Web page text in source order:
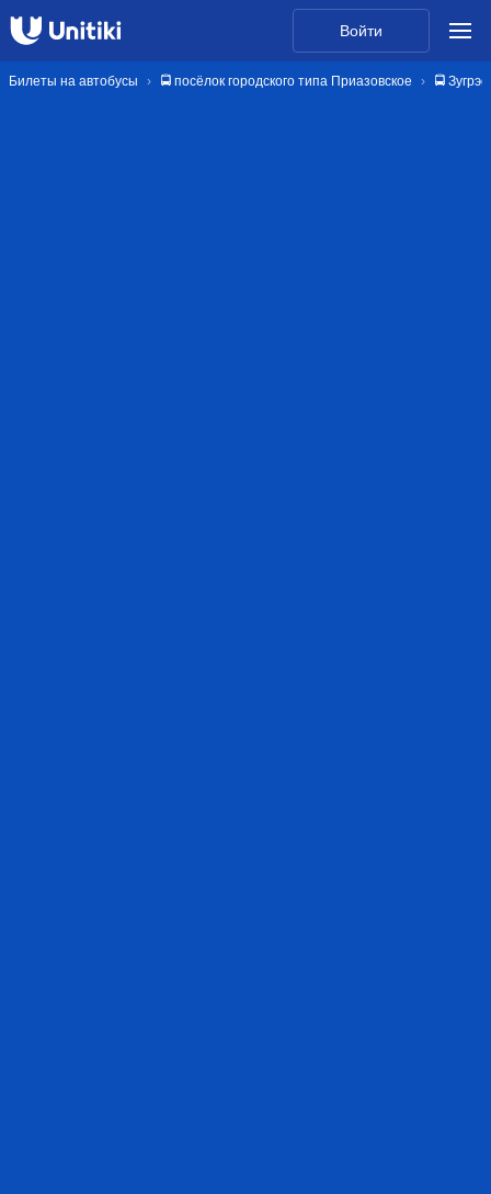
Войти
Билеты на автобусы 🚍 посёлок городского типа Приазовское 🚍 Зугрэс